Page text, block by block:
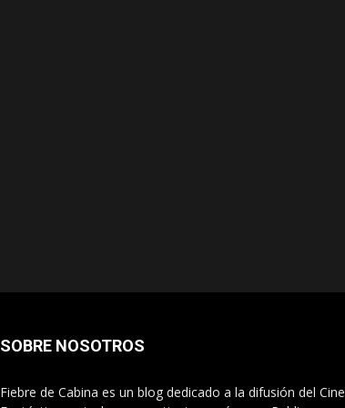
SOBRE NOSOTROS
Fiebre de Cabina es un blog dedicado a la difusión del Cine